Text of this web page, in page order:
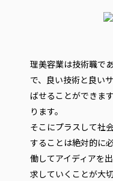
理美容業は技術職で
で、良い技術と良い
ばせることができま
ります。
そこにプラスして社
することは絶対的に
働してアイディアを
求していくことが大